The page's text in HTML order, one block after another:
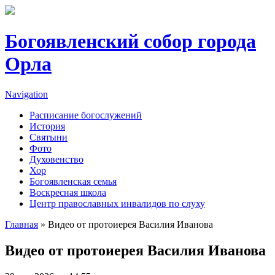
Перейти к основному содержанию
Богоявленский собор города
Орла
Navigation
Расписание богослужений
История
Святыни
Фото
Духовенство
Хор
Богоявленская семья
Воскресная школа
Центр православных инвалидов по слуху
Главная » Видео от протоиерея Василия Иванова
Видео от протоиерея Василия Иванова